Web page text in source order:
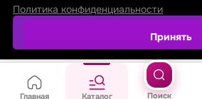
Политика обработки персональных данных
Главная Каталог Поиск
Политика конфиденциальности